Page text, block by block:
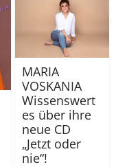
MARIA
VOSKANIA
Wissenswert
es über ihre
neue CD
„Jetzt oder
nie“!